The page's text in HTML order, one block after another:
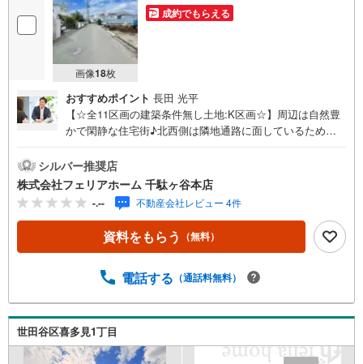
画像18枚
成約でもらえる
おすすめポイント 長田 光平
【☆全11区画の建築条件無し土地:K区画☆】周辺は自然豊
かで閑静な住宅街♪北西側は隣地通路に面しているため日
スメーカーにて建築可能です◎フェリアホーム千駄ヶ谷本
店は、土地・新築戸建・中古戸建・中古マンションなど幅
広い物件を取り扱っております。ご購入をご検討のお客様
やご売却をご検討のお手伝いが可能です!!■インターネット
予約で当日見学が可能です（1）［室内・現地を見学する］
をクリック（2）本日～4日以内をご希望の方は「ご要望・
お電話でのお問い合わせがスムーズです。【Yahoo！ 不動
ポイントがもらえる「Yahoo！不動産 物件ご成約キャンペ
ーン」の対象になります。「資料をもらう」「見学予約を
する」ボタンからお問い合わせください。※必ずYahoo！ J
APAN IDでログインしてください。※PayPayポイントは出
シルバー推奨店
株式会社フェリアホーム 千駄ヶ谷本店
-.-- 不動産会社レビュー 4件
資料をもらう （無料）
電話する （通話料無料）
世田谷区喜多見1丁目